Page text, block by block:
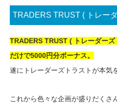
TRADERS TRUST ( トレー
TRADERS TRUST ( トレーダー
だけで5000円分ボーナス。
遂にトレーダーズトラストが本気
これから色々な企画が盛りだくさ